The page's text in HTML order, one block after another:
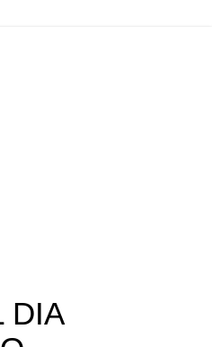
DIA